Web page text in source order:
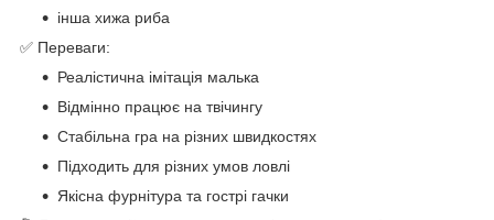
інша хижа риба
✅ Переваги:
Реалістична імітація малька
Відмінно працює на твічингу
Стабільна гра на різних швидкостях
Підходить для різних умов ловлі
Якісна фурнітура та гострі гачки